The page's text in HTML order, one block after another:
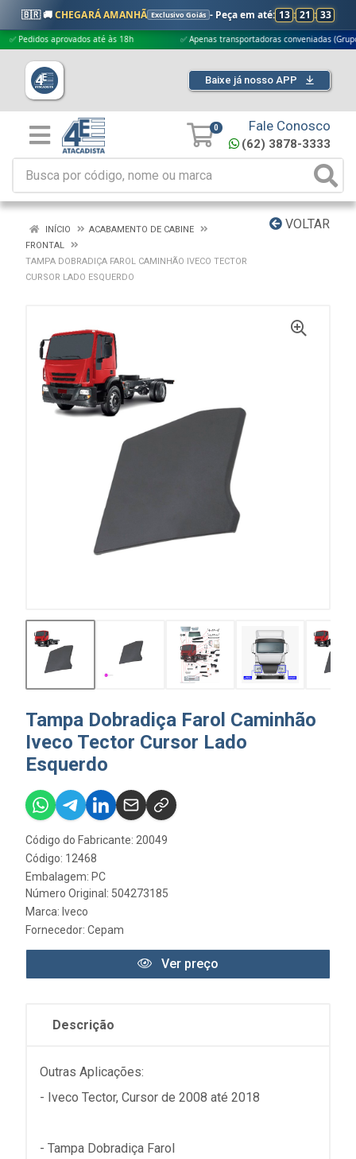
🇧🇷 🚚CHEGARÁ AMANHÃ Exclusivo Goiás - Peça em até: 13 : 21 : 33
aprovados até às 18h ✅ Apenas transportadoras conveniadas (Grupo G5)
Baixe já nosso APP
0 Fale Conosco
(62) 3878-3333
VOLTAR
INÍCIO
ACABAMENTO DE CABINE
FRONTAL
TAMPA DOBRADIÇA FAROL CAMINHÃO IVECO TECTOR
CURSOR LADO ESQUERDO
Tampa Dobradiça Farol Caminhão
Iveco Tector Cursor Lado
Esquerdo
Código do Fabricante: 20049
Código: 12468
Embalagem: PC
Número Original: 504273185
Marca: Iveco
Fornecedor: Cepam
Ver preço
Descrição
Outras Aplicações:
- Iveco Tector, Cursor de 2008 até 2018
- Tampa Dobradiça Farol